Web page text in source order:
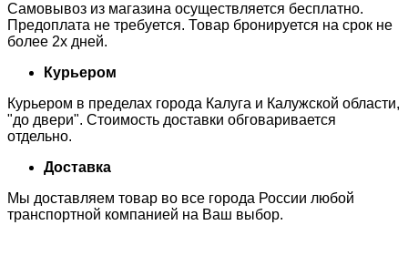
Самовывоз из магазина осуществляется бесплатно.
Предоплата не требуется. Товар бронируется на срок не
более 2х дней.
Курьером
Курьером в пределах города Калуга и Калужской области,
"до двери". Стоимость доставки обговаривается
отдельно.
Доставка
Мы доставляем товар во все города России любой
транспортной компанией на Ваш выбор.